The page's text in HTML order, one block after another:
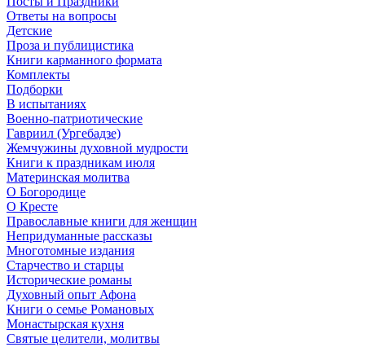
Ответы на вопросы
Детские
Проза и публицистика
Книги карманного формата
Комплекты
Подборки
В испытаниях
Военно-патриотические
Гавриил (Ургебадзе)
Жемчужины духовной мудрости
Книги к праздникам июля
Материнская молитва
О Богородице
О Кресте
Православные книги для женщин
Непридуманные рассказы
Многотомные издания
Старчество и старцы
Исторические романы
Духовный опыт Афона
Книги о семье Романовых
Монастырская кухня
Святые целители, молитвы